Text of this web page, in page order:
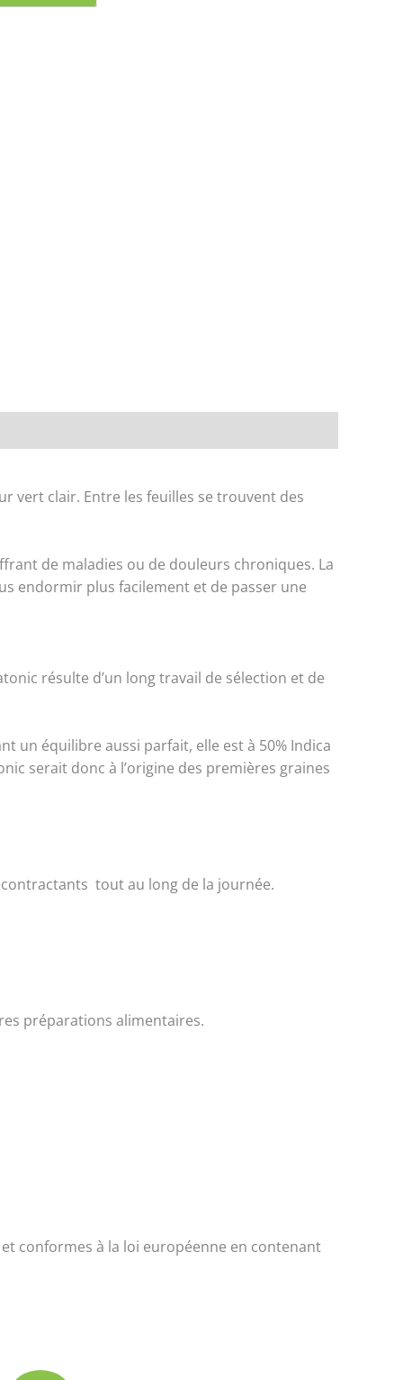
vert clair. Entre les feuilles se trouvent des
de maladies ou de douleurs chroniques. La
endormir plus facilement et de passer une
résulte d’un long travail de sélection et de
un équilibre aussi parfait, elle est à 50% Indica
serait donc à l’origine des premières graines
tout au long de la journée.
préparations alimentaires.
conformes à la loi européenne en contenant